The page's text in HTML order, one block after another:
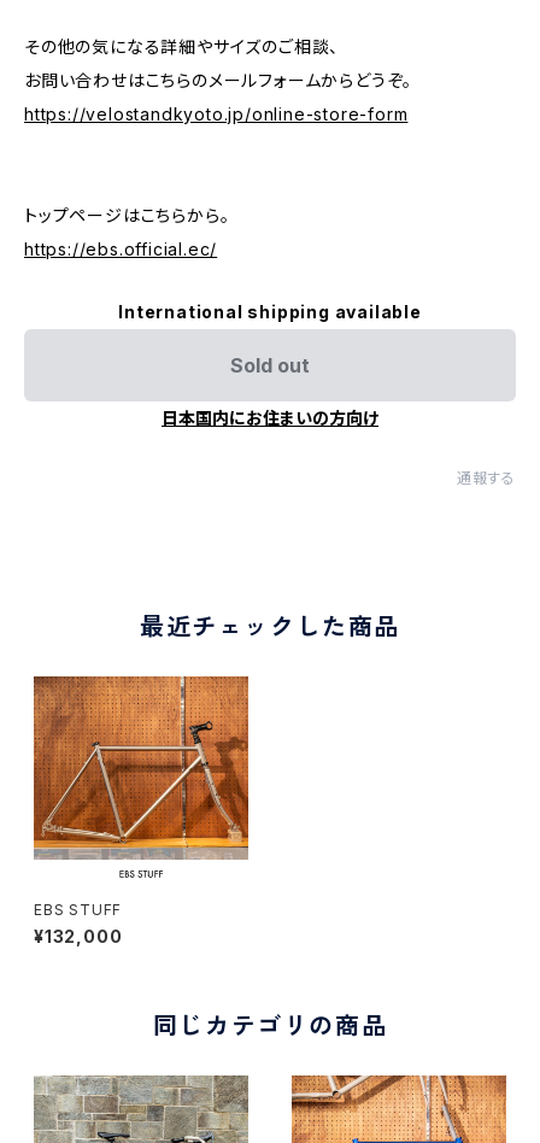
その他の気になる詳細やサイズのご相談、
お問い合わせはこちらのメールフォームからどうぞ。
https://velostandkyoto.jp/online-store-form
トップページはこちらから。
https://ebs.official.ec/
International shipping available
Sold out
日本国内にお住まいの方向け
通報する
最近チェックした商品
EBS STUFF
¥132,000
同じカテゴリの商品